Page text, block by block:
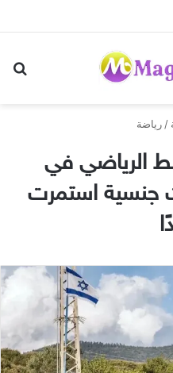
/ رياضة
الرياضي في
جنسية استمرت